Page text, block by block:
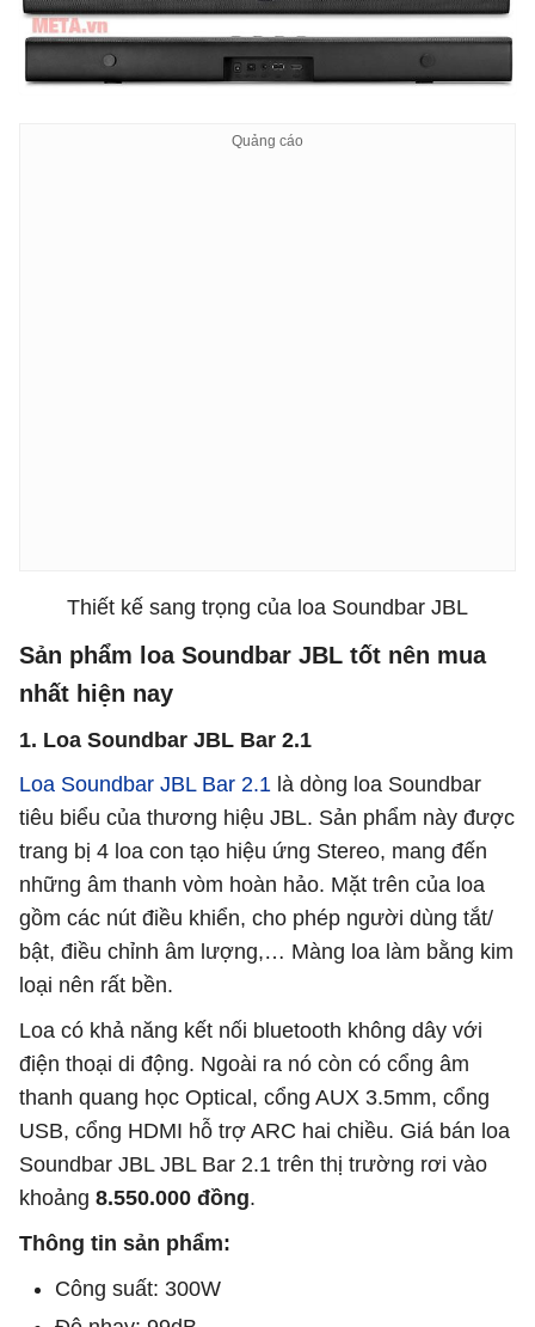
Thiết kế sang trọng của loa Soundbar JBL
Sản phẩm loa Soundbar JBL tốt nên mua
nhất hiện nay
1. Loa Soundbar JBL Bar 2.1
Loa Soundbar JBL Bar 2.1 là dòng loa Soundbar
tiêu biểu của thương hiệu JBL. Sản phẩm này được
trang bị 4 loa con tạo hiệu ứng Stereo, mang đến
những âm thanh vòm hoàn hảo. Mặt trên của loa
gồm các nút điều khiển, cho phép người dùng tắt/
bật, điều chỉnh âm lượng,… Màng loa làm bằng kim
loại nên rất bền.
Loa có khả năng kết nối bluetooth không dây với
điện thoại di động. Ngoài ra nó còn có cổng âm
thanh quang học Optical, cổng AUX 3.5mm, cổng
USB, cổng HDMI hỗ trợ ARC hai chiều. Giá bán loa
Soundbar JBL JBL Bar 2.1 trên thị trường rơi vào
khoảng 8.550.000 đồng.
Thông tin sản phẩm:
Công suất: 300W